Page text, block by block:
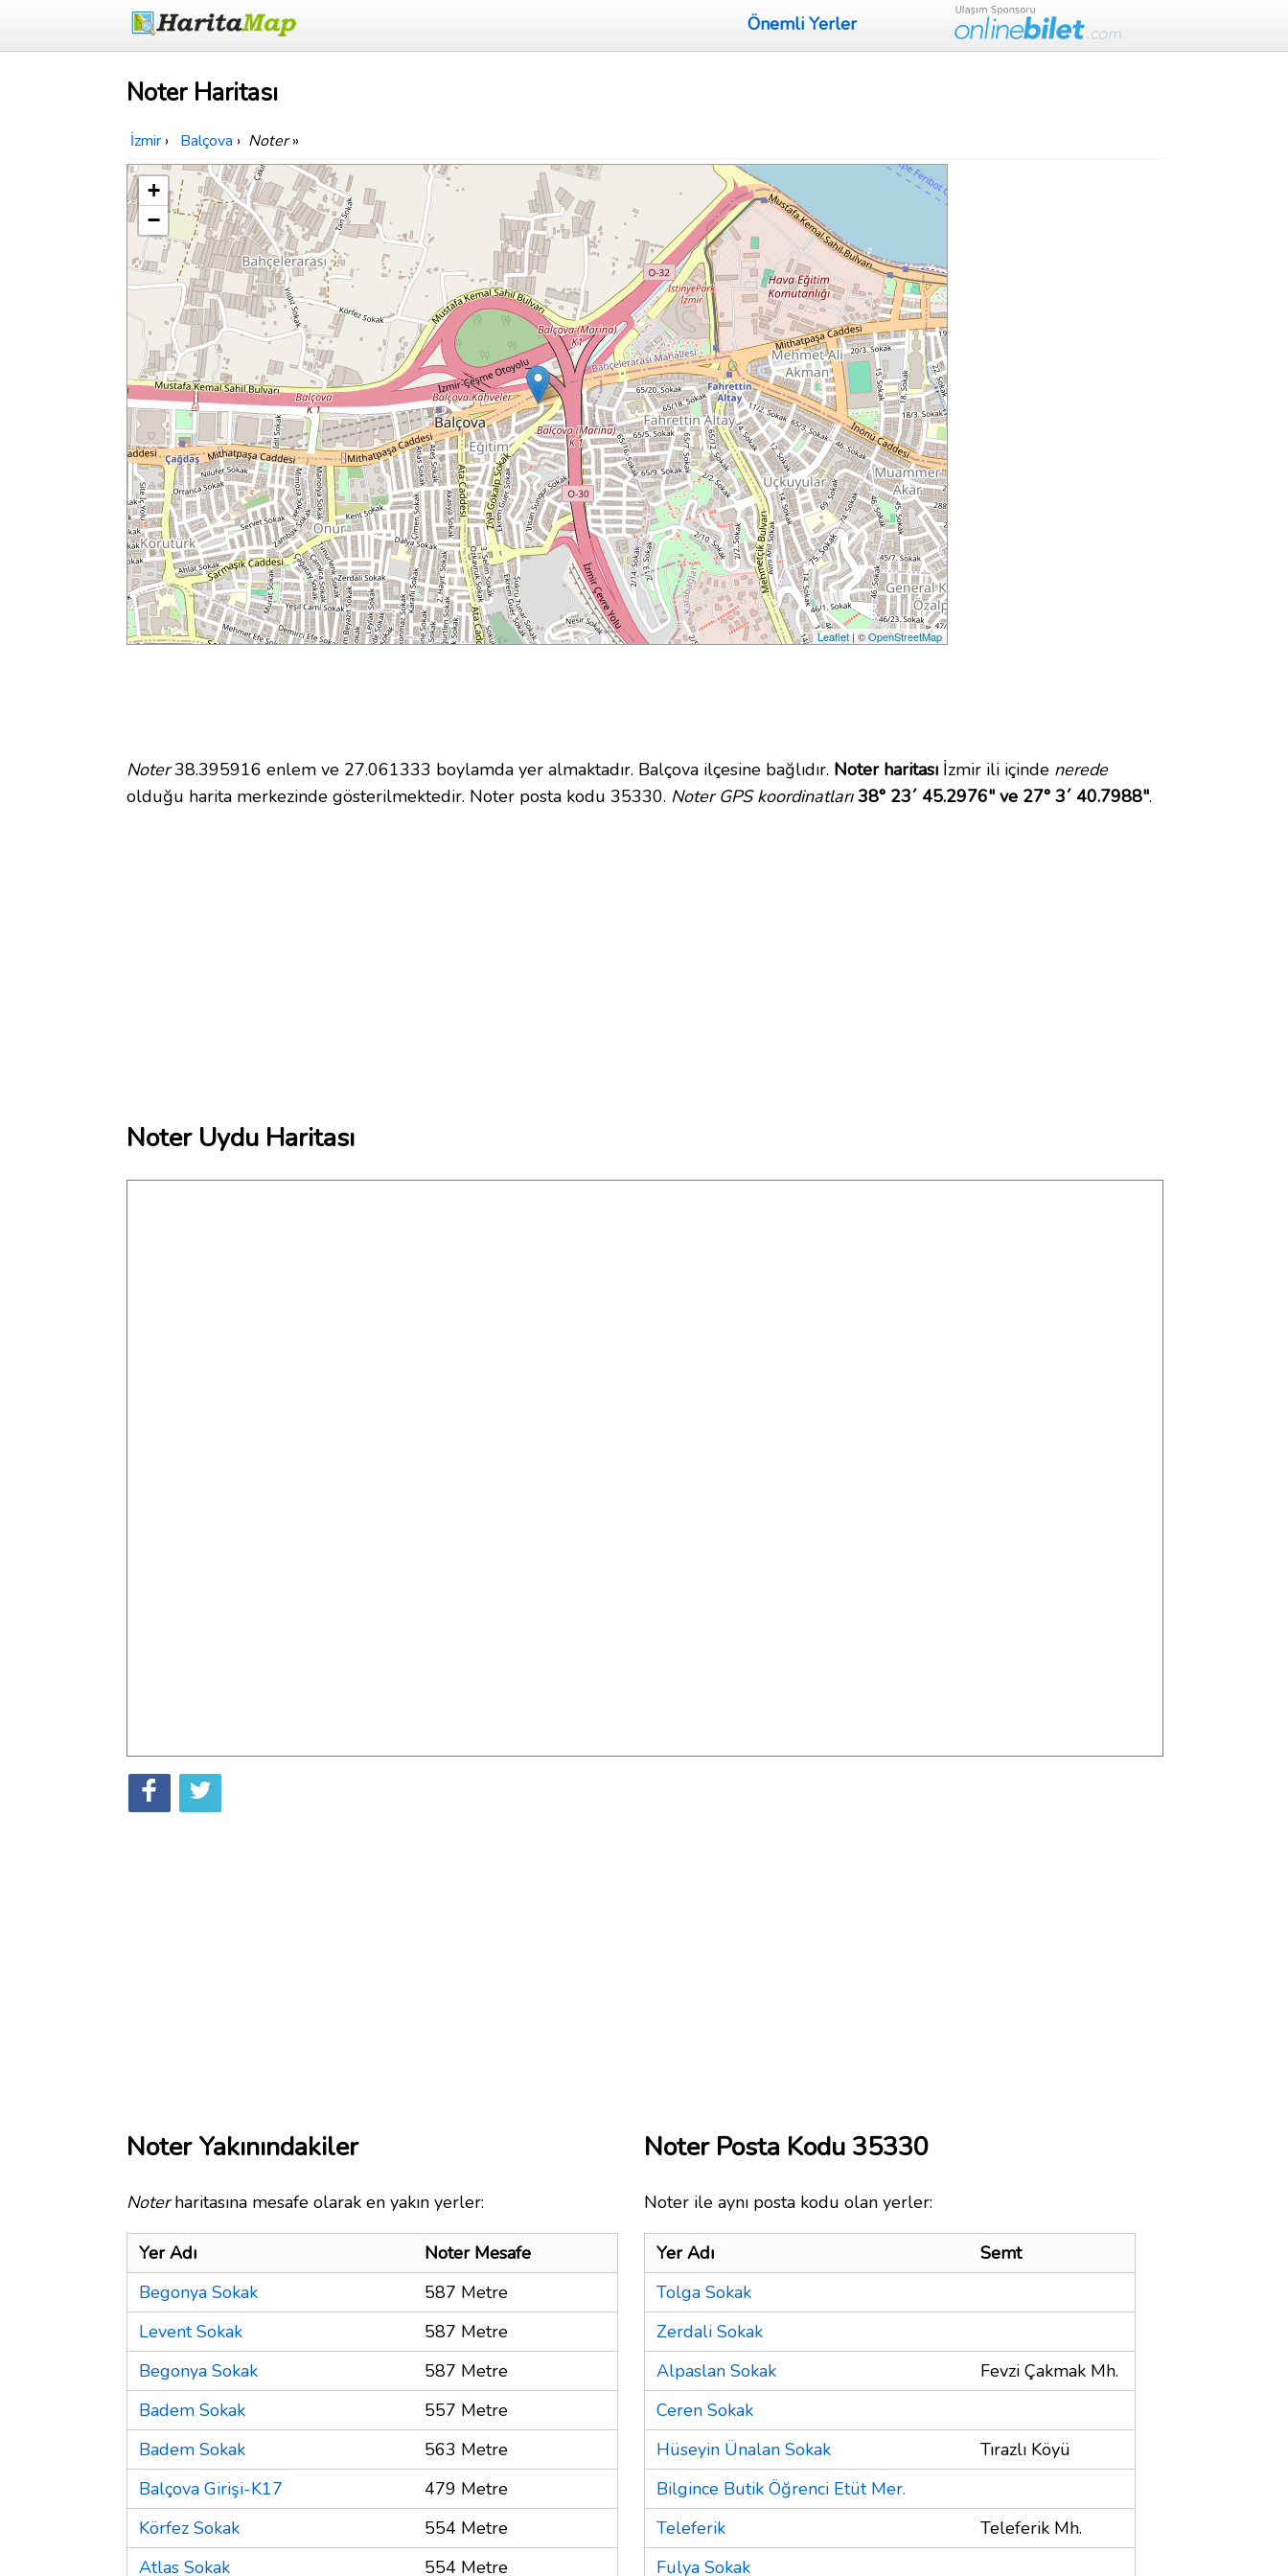
Önemli Yerler
Noter Haritası
İzmir › Balçova › Noter»
+
−
Leaflet| ©OpenStreetMap
Noter38.395916 enlem ve 27.061333 boylamda yer almaktadır. Balçova ilçesine bağlıdır. Noter haritası İzmir ili içinde nerede
olduğu harita merkezinde gösterilmektedir. Noter posta kodu 35330. Noter GPS koordinatları 38° 23´ 45.2976" ve 27° 3´ 40.7988".
Noter Uydu Haritası
Noter Yakınındakiler
Noterharitasına mesafe olarak en yakın yerler:
Yer Adı
Noter Mesafe
Begonya Sokak
587 Metre
Levent Sokak
587 Metre
Begonya Sokak
587 Metre
Badem Sokak
557 Metre
Badem Sokak
563 Metre
Balçova Girişi-K17
479 Metre
Körfez Sokak
554 Metre
Atlas Sokak
554 Metre
Noter Posta Kodu 35330
Noter ile aynı posta kodu olan yerler:
Yer Adı
Semt
Tolga Sokak
Zerdali Sokak
Alpaslan Sokak
Fevzi Çakmak Mh.
Ceren Sokak
Hüseyin Ünalan Sokak
Tırazlı Köyü
Bilgince Butik Öğrenci Etüt Mer.
Teleferik
Teleferik Mh.
Fulya Sokak